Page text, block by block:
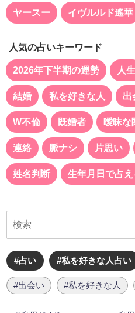
ヤースー イヴルルド遙華
人気の占いキーワード
2026年下半期の運勢 人生
結婚 私を好きな人 出
W不倫 既婚者 曖昧な
連絡 脈ナシ 片思い
姓名判断 生年月日で占え
#占い #私を好きな人占い
#出会い #私を好きな人